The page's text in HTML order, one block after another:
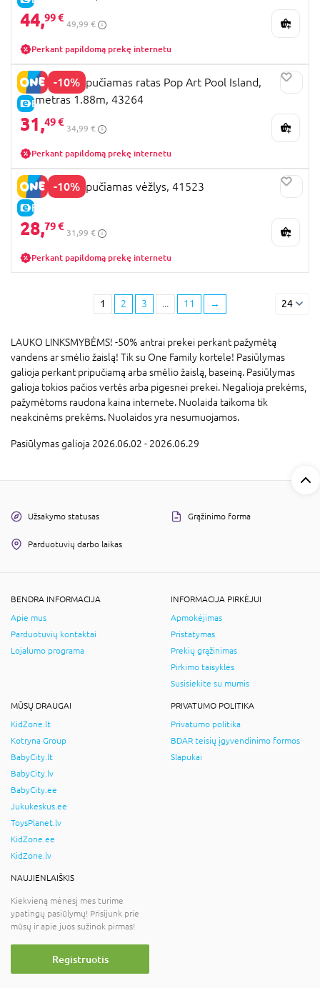
44,99 €
49,99 €
Perkant papildomą prekę internetu
-10%
E-KAINA
BESTWAY pripučiamas ratas Pop Art Pool Island,
diametras 1.88m, 43264
31,49 €
34,99 €
Perkant papildomą prekę internetu
-10%
E-KAINA
BESTWAY pripučiamas vėžlys, 41523
28,79 €
31,99 €
Perkant papildomą prekę internetu
1 2 3 ... 11 → 24
LAUKO LINKSMYBĖMS! -50% antrai prekei perkant pažymėtą
vandens ar smėlio žaislą! Tik su One Family kortele! Pasiūlymas
galioja perkant pripučiamą arba smėlio žaislą, baseiną. Pasiūlymas
galioja tokios pačios vertės arba pigesnei prekei. Negalioja prekėms,
pažymėtoms raudona kaina internete. Nuolaida taikoma tik
neakcinėms prekėms. Nuolaidos yra nesumuojamos.
Pasiūlymas galioja 2026.06.02 - 2026.06.29
Užsakymo statusas Grąžinimo forma
Parduotuvių darbo laikas
BENDRA INFORMACIJA
Apie mus
Parduotuvių kontaktai
Lojalumo programa
INFORMACIJA PIRKĖJUI
Apmokėjimas
Pristatymas
Prekių grąžinimas
Pirkimo taisyklės
Susisiekite su mumis
MŪSŲ DRAUGAI
KidZone.lt
Kotryna Group
BabyCity.lt
BabyCity.lv
BabyCity.ee
Jukukeskus.ee
ToysPlanet.lv
KidZone.ee
KidZone.lv
PRIVATUMO POLITIKA
Privatumo politika
BDAR teisių įgyvendinimo formos
Slapukai
NAUJIENLAIŠKIS
Kiekvieną mėnesį mes turime
ypatingų pasiūlymų! Prisijunk prie
mūsų ir apie juos sužinok pirmas!
Registruotis